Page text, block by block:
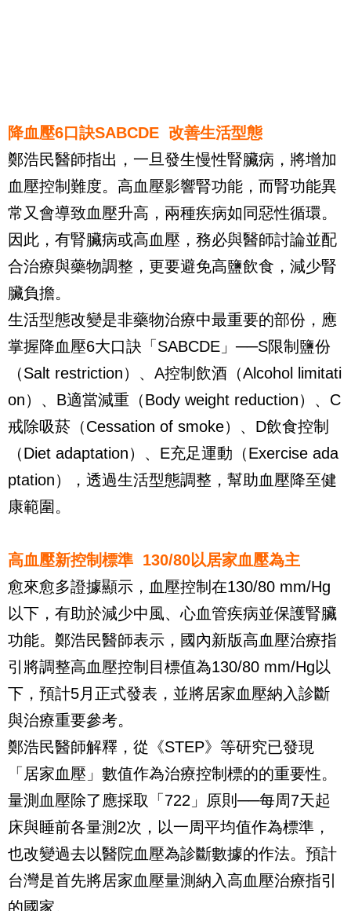
降血壓6口訣SABCDE 改善生活型態
鄭浩民醫師指出，一旦發生慢性腎臟病，將增加
血壓控制難度。高血壓影響腎功能，而腎功能異
常又會導致血壓升高，兩種疾病如同惡性循環。
因此，有腎臟病或高血壓，務必與醫師討論並配
合治療與藥物調整，更要避免高鹽飲食，減少腎
臟負擔。
生活型態改變是非藥物治療中最重要的部份，應
掌握降血壓6大口訣「SABCDE」──S限制鹽份
（Salt restriction）、A控制飲酒（Alcohol limitati
on）、B適當減重（Body weight reduction）、C
戒除吸菸（Cessation of smoke）、D飲食控制
（Diet adaptation）、E充足運動（Exercise ada
ptation），透過生活型態調整，幫助血壓降至健
康範圍。
高血壓新控制標準 130/80以居家血壓為主
愈來愈多證據顯示，血壓控制在130/80 mm/Hg
以下，有助於減少中風、心血管疾病並保護腎臟
功能。鄭浩民醫師表示，國內新版高血壓治療指
引將調整高血壓控制目標值為130/80 mm/Hg以
下，預計5月正式發表，並將居家血壓納入診斷
與治療重要參考。
鄭浩民醫師解釋，從《STEP》等研究已發現
「居家血壓」數值作為治療控制標的的重要性。
量測血壓除了應採取「722」原則──每周7天起
床與睡前各量測2次，以一周平均值作為標準，
也改變過去以醫院血壓為診斷數據的作法。預計
台灣是首先將居家血壓量測納入高血壓治療指引
的國家。